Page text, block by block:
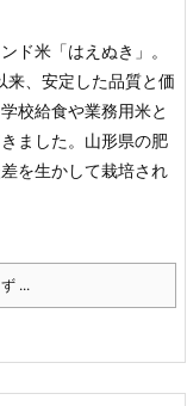
ド米「はえぬき」。
、安定した品質と価
校給食や業務用米と
ました。 山形県の肥
を生かして栽培され
...